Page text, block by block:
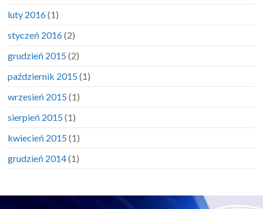
luty 2016(1)
styczeń 2016(2)
grudzień 2015(2)
październik 2015(1)
wrzesień 2015(1)
sierpień 2015(1)
kwiecień 2015(1)
grudzień 2014(1)